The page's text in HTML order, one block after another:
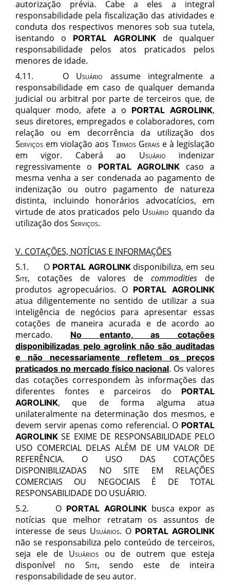
autorização prévia. Cabe a eles a integral
responsabilidade pela fiscalização das atividades e
conduta dos respectivos menores sob sua tutela,
isentando o
PORTAL AGROLINKde qualquer
responsabilidade pelos atos praticados pelos
menores de idade.
4.11. O Usuário assume integralmente a
responsabilidade em caso de qualquer demanda
judicial ou arbitral por parte de terceiros que, de
qualquer modo, afete a o PORTAL AGROLINK,
seus diretores, empregados e colaboradores, com
relação ou em decorrência da utilização dos
Serviços em violação aos Termos Gerais e à legislação
em vigor. Caberá ao Usuário indenizar
regressivamente o
PORTAL AGROLINK
caso a
mesma venha a ser condenada ao pagamento de
indenização ou outro pagamento de natureza
distinta, incluindo honorários advocatícios, em
virtude de atos praticados pelo Usuário quando da
utilização dos Serviços.
V. COTAÇÕES, NOTÍCIAS E INFORMAÇÕES
5.1. O PORTAL AGROLINKdisponibiliza, em seu
Site, cotações de valores de commodities de
produtos agropecuários. O PORTAL AGROLINK
atua diligentemente no sentido de utilizar a sua
inteligência de negócios para apresentar essas
cotações de maneira acurada e de acordo ao
mercado.
No entanto, as cotações
disponibilizadas pelo agrolink não são auditadas
e não necessariamente refletem os preços
praticados no mercado físico nacional. Os valores
das cotações correspondem às informações das
diferentes fontes e parceiros do PORTAL
AGROLINK, que de forma alguma atua
unilateralmente na determinação dos mesmos, e
devem servir apenas como referencial. O PORTAL
AGROLINK SE EXIME DE RESPONSABILIDADE PELO
USO COMERCIAL DELAS ALÉM DE UM VALOR DE
REFERÊNCIA. O USO DAS COTAÇÕES
DISPONIBILIZADAS NO SITE EM RELAÇÕES
COMERCIAIS OU NEGOCIAIS É DE TOTAL
RESPONSABILIDADE DO USUÁRIO.
5.2. O PORTAL AGROLINKbusca expor as
notícias que melhor retratam os assuntos de
interesse de seus Usuários. O PORTAL AGROLINK
não se responsabiliza pelo conteúdo de terceiros,
seja ele de Usuários ou de outrem que esteja
disponível no Site,sendo este de inteira
responsabilidade de seu autor.